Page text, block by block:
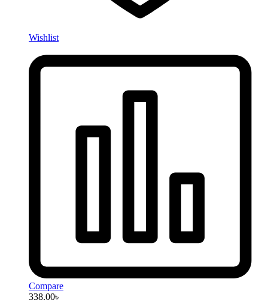
Wishlist
Compare
338.00৳